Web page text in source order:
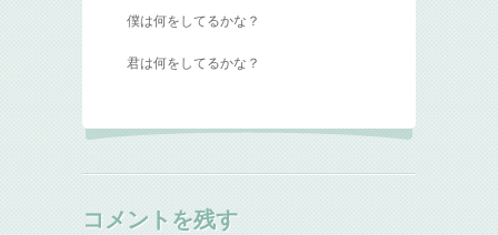
僕は何をしてるかな？
君は何をしてるかな？
コメントを残す